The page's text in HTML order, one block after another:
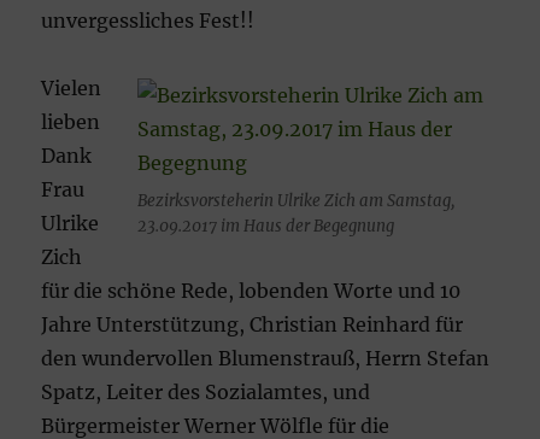
unvergessliches Fest!!
Bezirksvorsteherin Ulrike Zich am Samstag,
23.09.2017 im Haus der Begegnung
Vielen
lieben
Dank
Frau
Ulrike
Zich
für die schöne Rede, lobenden Worte und 10
Jahre Unterstützung, Christian Reinhard für
den wundervollen Blumenstrauß, Herrn Stefan
Spatz, Leiter des Sozialamtes, und
Bürgermeister Werner Wölfle für die